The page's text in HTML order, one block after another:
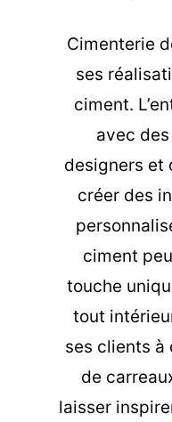
Cimenterie
ses
ciment.
avec
designers et
créer des
ciment
touche
tout
ses clients à
de
laisser